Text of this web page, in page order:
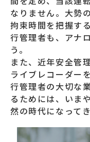
なりません。大勢
拘束時間を把握す
行管理者も、アナ
う。
また、近年安全管
ライブレコーダー
行管理者の大切な
るためには、いま
然の時代になってき